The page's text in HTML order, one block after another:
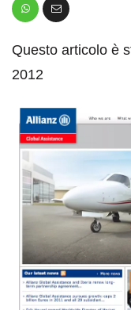
Questo articolo è
2012